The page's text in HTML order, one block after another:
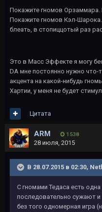
Покажите гномов
Покажите гномов Кэл-
блеать, в стопиццотый раз
Это в Масс Эффекте я могу
DA мне постоянно нужно что-
акцента на какой-нибудь
Хартии, у меня не будет
Цитата
ARM 1 538
28 июля, 2015
В 28.07.2015 в 02:30,
С гномами Тедаса есть
последовательно сужают
без того одномерная игра